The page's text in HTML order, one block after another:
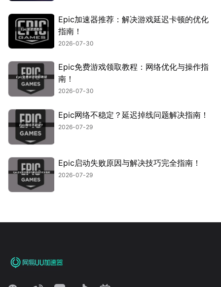
Epic加速器推荐：解决游戏延迟卡顿的优化
指南！
2026-07-30
Epic免费游戏领取教程：网络优化与操作指
南！
2026-07-30
Epic网络不稳定？延迟掉线问题解决指南！
2026-07-29
Epic启动失败原因与解决技巧完全指南！
2026-07-29